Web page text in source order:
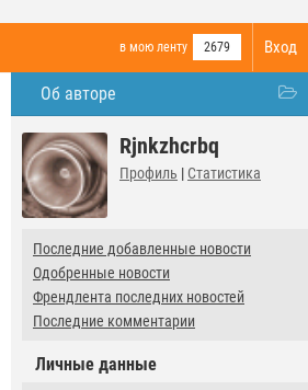
Вход
в мою ленту 2679
Об авторе
Rjnkzhcrbq
Профиль | Статистика
Последние добавленные новости
Одобренные новости
Френдлента последних новостей
Последние комментарии
Личные данные